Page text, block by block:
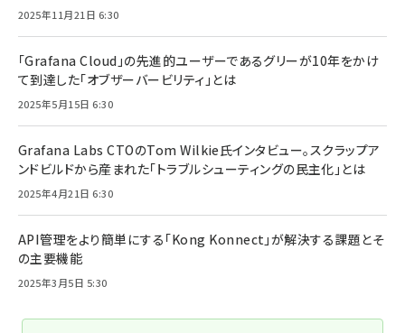
2025年11月21日 6:30
「Grafana Cloud」の先進的ユーザーであるグリーが10年をかけ
て到達した「オブザーバービリティ」とは
2025年5月15日 6:30
Grafana Labs CTOのTom Wilkie氏インタビュー。スクラップア
ンドビルドから産まれた「トラブルシューティングの民主化」とは
2025年4月21日 6:30
API管理をより簡単にする「Kong Konnect」が解決する課題とそ
の主要機能
2025年3月5日 5:30